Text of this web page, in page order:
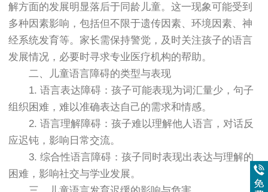
解方面的发展明显落后于同龄儿童。这一现象可能受到
多种因素影响，包括但不限于遗传因素、环境因素、神
经系统发育等。家长需保持警觉，及时关注孩子的语言
发展情况，必要时寻求专业医疗机构的帮助。
二、儿童语言障碍的类型与表现
1. 语言表达障碍：孩子可能表现为词汇量少，句子
组织困难，难以准确表达自己的需求和情感。
2. 语言理解障碍：孩子难以理解他人语言，对话反
应迟钝，影响日常交流。
3. 综合性语言障碍：孩子同时表现出表达与理解的
困难，影响社交与学业发展。